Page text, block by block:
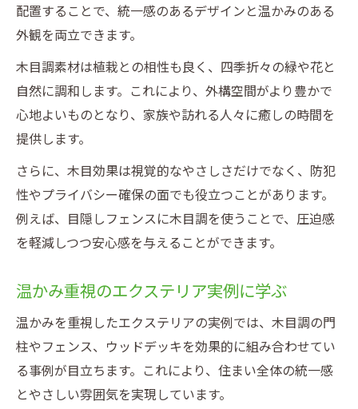
配置することで、統一感のあるデザインと温かみのある
外観を両立できます。
木目調素材は植栽との相性も良く、四季折々の緑や花と
自然に調和します。これにより、外構空間がより豊かで
心地よいものとなり、家族や訪れる人々に癒しの時間を
提供します。
さらに、木目効果は視覚的なやさしさだけでなく、防犯
性やプライバシー確保の面でも役立つことがあります。
例えば、目隠しフェンスに木目調を使うことで、圧迫感
を軽減しつつ安心感を与えることができます。
温かみ重視のエクステリア実例に学ぶ
温かみを重視したエクステリアの実例では、木目調の門
柱やフェンス、ウッドデッキを効果的に組み合わせてい
る事例が目立ちます。これにより、住まい全体の統一感
とやさしい雰囲気を実現しています。